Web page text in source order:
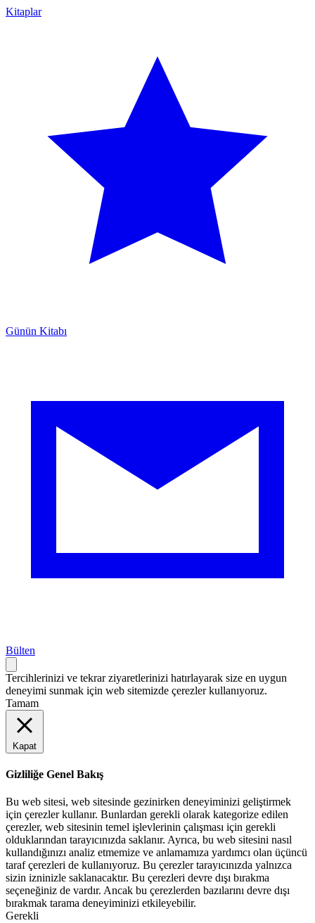
Kitaplar
Günün Kitabı
Bülten
Tercihlerinizi ve tekrar ziyaretlerinizi hatırlayarak size en uygun
deneyimi sunmak için web sitemizde çerezler kullanıyoruz.
Tamam
Kapat
Gizliliğe Genel Bakış
Bu web sitesi, web sitesinde gezinirken deneyiminizi geliştirmek
için çerezler kullanır. Bunlardan gerekli olarak kategorize edilen
çerezler, web sitesinin temel işlevlerinin çalışması için gerekli
olduklarından tarayıcınızda saklanır. Ayrıca, bu web sitesini nasıl
kullandığınızı analiz etmemize ve anlamamıza yardımcı olan üçüncü
taraf çerezleri de kullanıyoruz. Bu çerezler tarayıcınızda yalnızca
sizin izninizle saklanacaktır. Bu çerezleri devre dışı bırakma
seçeneğiniz de vardır. Ancak bu çerezlerden bazılarını devre dışı
bırakmak tarama deneyiminizi etkileyebilir.
Gerekli